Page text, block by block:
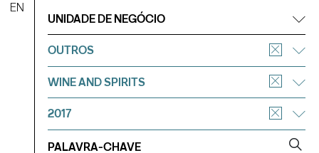
EN
UNIDADE DE NEGÓCIO
OUTROS
WINE AND SPIRITS
2017